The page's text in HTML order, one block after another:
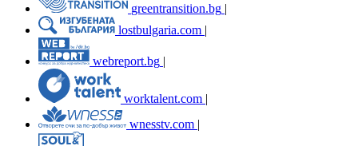
greentransition.bg |
lostbulgaria.com |
webreport.bg |
worktalent.com |
wnesstv.com |